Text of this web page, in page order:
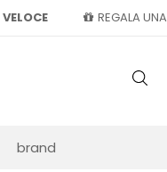
VELOCE REGALA UNA
brand